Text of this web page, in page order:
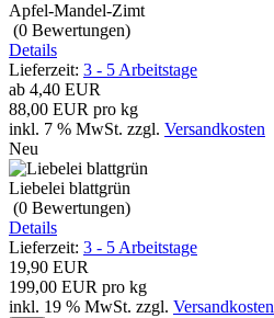
Apfel-Mandel-Zimt
(0 Bewertungen)
Details
Lieferzeit: 3 - 5 Arbeitstage
ab 4,40 EUR
88,00 EUR pro kg
inkl. 7 % MwSt. zzgl. Versandkosten
Neu
Liebelei blattgrün
(0 Bewertungen)
Details
Lieferzeit: 3 - 5 Arbeitstage
19,90 EUR
199,00 EUR pro kg
inkl. 19 % MwSt. zzgl. Versandkosten